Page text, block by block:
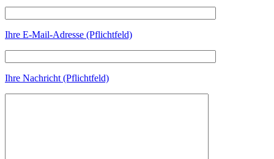
Ihre E-Mail-Adresse (Pflichtfeld)
Ihre Nachricht (Pflichtfeld)